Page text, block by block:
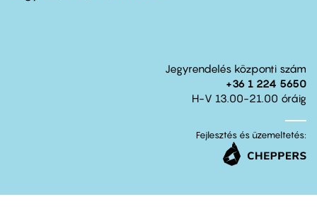
Jegyrendelés központi szám
+36 1 224 5650
H-V 13.00-21.00 óráig
Fejlesztés és üzemeltetés: